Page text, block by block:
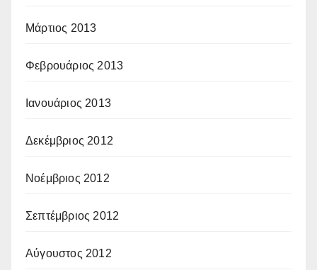
Μάρτιος 2013
Φεβρουάριος 2013
Ιανουάριος 2013
Δεκέμβριος 2012
Νοέμβριος 2012
Σεπτέμβριος 2012
Αύγουστος 2012